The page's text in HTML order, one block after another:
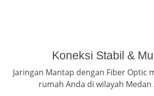
Koneksi Stabil &
Jaringan Mantap dengan Fiber Optic
rumah Anda di wilayah Medan